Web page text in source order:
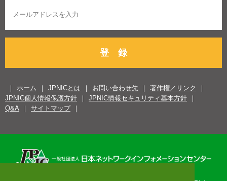
登 録
ホーム JPNICとは お問い合わせ先
著作権／リンク
JPNIC個人情報保護方針
JPNIC情報セキュリティ基本方針
Q&A
サイトマップ